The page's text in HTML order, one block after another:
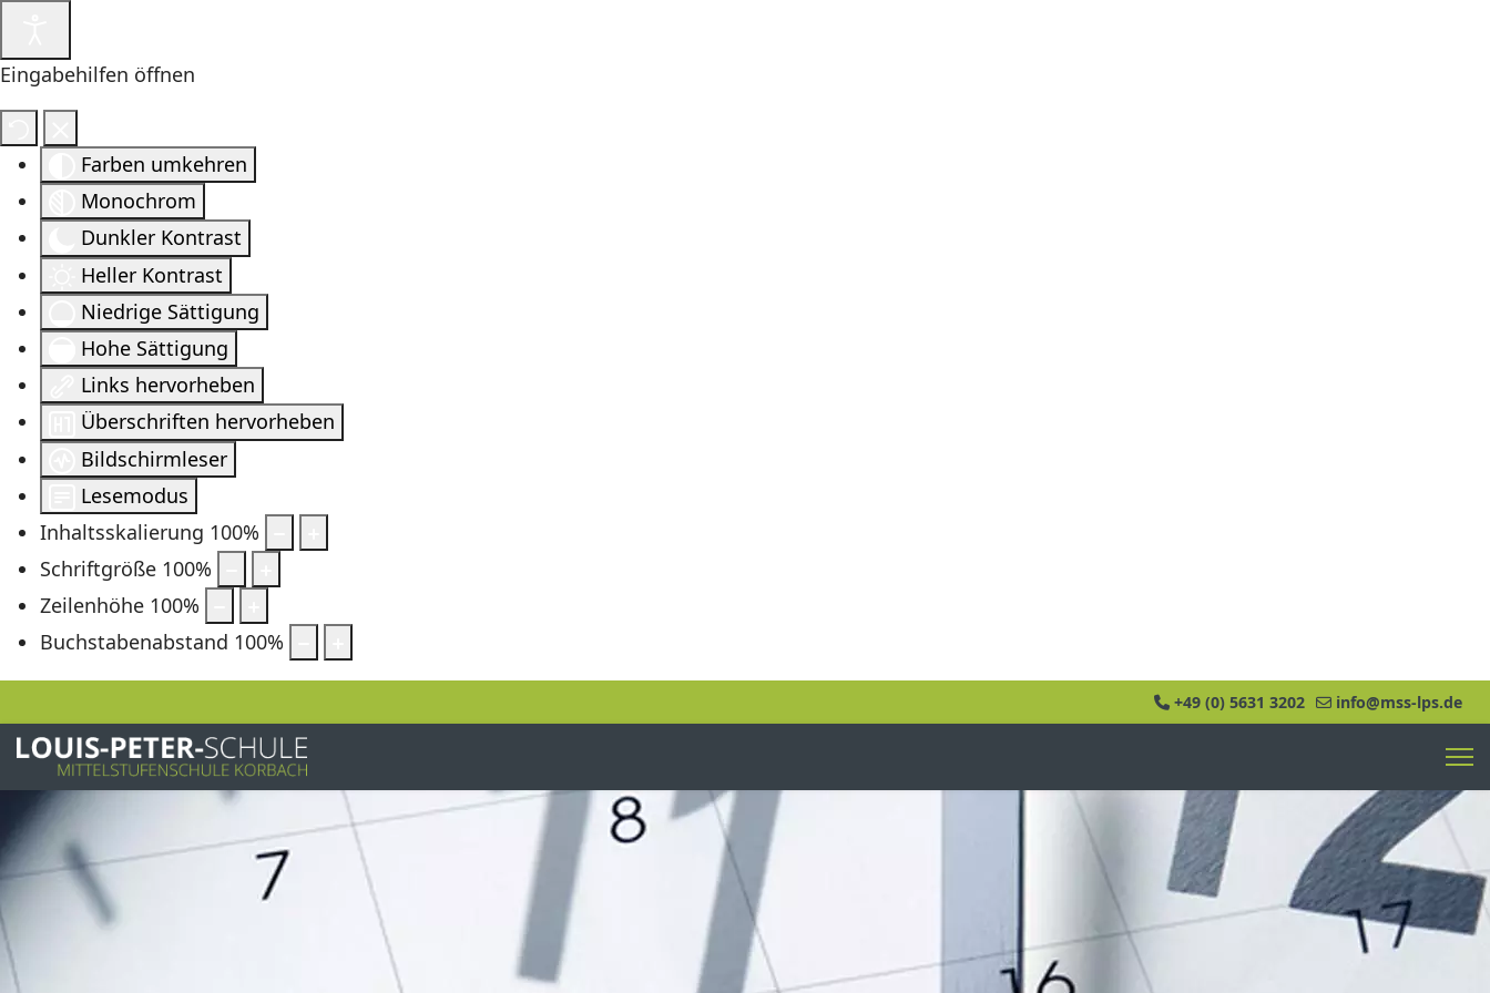
Eingabehilfen öffnen
Farben umkehren
Monochrom
Dunkler Kontrast
Heller Kontrast
Niedrige Sättigung
Hohe Sättigung
Links hervorheben
Überschriften hervorheben
Bildschirmleser
Lesemodus
Inhaltsskalierung 100%
Schriftgröße 100%
Zeilenhöhe 100%
Buchstabenabstand 100%
+49 (0) 5631 3202 info@mss-lps.de